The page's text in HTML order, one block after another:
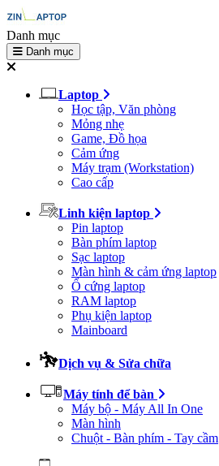
Danh mục
Danh mục
Laptop
Học tập, Văn phòng
Mỏng nhẹ
Game, Đồ họa
Cảm ứng
Máy trạm (Workstation)
Cao cấp
Linh kiện laptop
Pin laptop
Bàn phím laptop
Sạc laptop
Màn hình & cảm ứng laptop
Ổ cứng laptop
RAM laptop
Phụ kiện laptop
Mainboard
Dịch vụ & Sửa chữa
Máy tính để bàn
Máy bộ - Máy All In One
Màn hình
Chuột - Bàn phím - Tay cầm